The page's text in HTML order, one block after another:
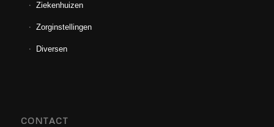
Ziekenhuizen
Zorginstellingen
Diversen
CONTACT